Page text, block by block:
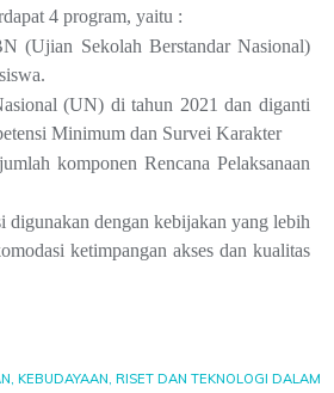
4 program, yaitu :
(Ujian Sekolah Berstandar Nasional)
(UN) di tahun 2021 dan diganti
Minimum dan Survei Karakter
komponen Rencana Pelaksanaan
digunakan dengan kebijakan yang lebih
ketimpangan akses dan kualitas
KEBUDAYAAN, RISET DAN TEKNOLOGI DALAM